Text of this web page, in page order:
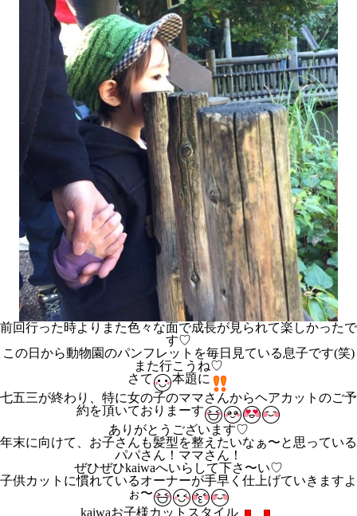
前回行った時よりまた色々な面で成長が見られて楽しかったで
す♡
この日から動物園のパンフレットを毎日見ている息子です(笑)
また行こうね♡
さて
本題に
七五三が終わり、特に女の子のママさんからヘアカットのご予
約を頂いておりまーす
ありがとうございます♡
年末に向けて、お子さんも髪型を整えたいなぁ〜と思っている
パパさん！ママさん！
ぜひぜひkaiwaへいらして下さ〜い♡
子供カットに慣れているオーナーが手早く仕上げていきますよ
ぉ〜
kaiwaお子様カットスタイル